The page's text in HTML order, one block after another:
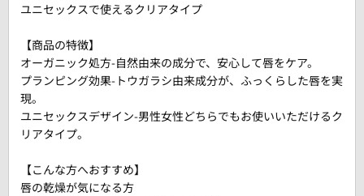
ユニセックスで使えるクリアタイプ
【商品の特徴】
オーガニック処方-自然由来の成分で、安心して唇をケア。
プランピング効果-トウガラシ由来成分が、ふっくらした唇を実
現。
ユニセックスデザイン-男性女性どちらでもお使いいただけるク
リアタイプ。
【こんな方へおすすめ】
唇の乾燥が気になる方